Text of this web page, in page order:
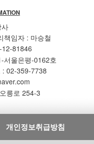
책임자 : 마승철
81846
서울은평-0162호
: 02-359-7738
릉로 254-3
개인정보취급방침